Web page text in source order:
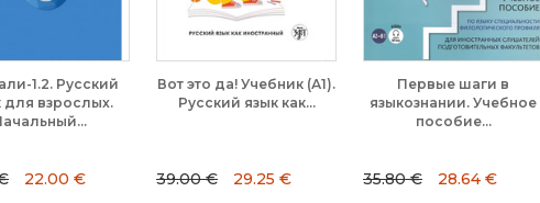
Вот это да! Учебник (А1).
Русский язык как...
39.00 € 29.25 €
Первые шаги в
языкознании. Учебное
35.80 € 28.64 € 35.00 €